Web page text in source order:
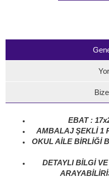
EBAT :
AMBALAJ ŞEKLİ 1
OKUL AİLE BİRLİĞİ
DETAYLI BİLGİ